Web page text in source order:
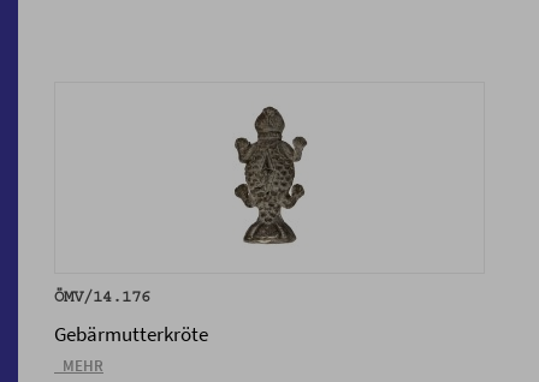
ÖMV/14.176
Gebärmutterkröte
_MEHR